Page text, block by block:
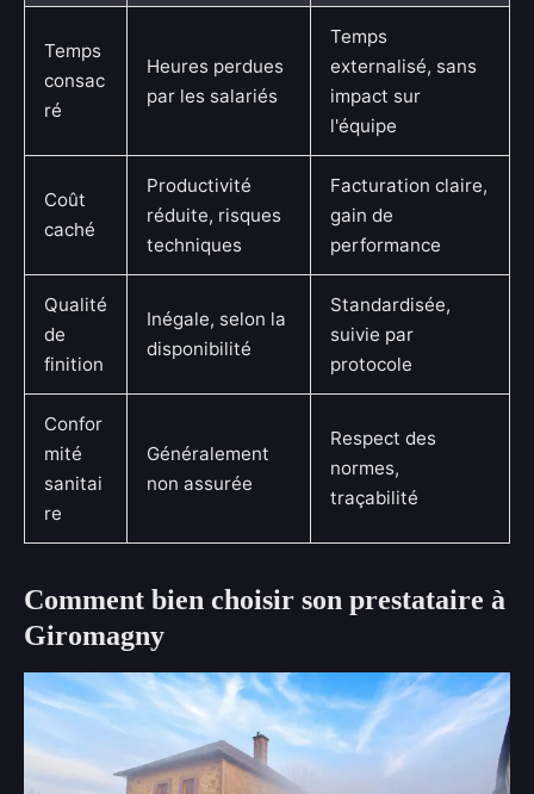
Temps
consac
ré
Heures perdues
par les salariés
Temps
externalisé, sans
impact sur
l'équipe
Coût
caché
Productivité
réduite, risques
techniques
Facturation claire,
gain de
performance
Qualité
de
finition
Inégale, selon la
disponibilité
Standardisée,
suivie par
protocole
Confor
mité
sanitai
re
Généralement
non assurée
Respect des
normes,
traçabilité
Comment bien choisir son prestataire à
Giromagny